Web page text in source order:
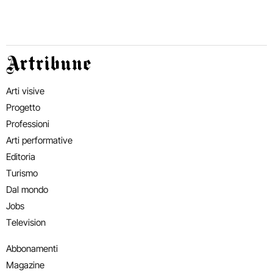
Artribune
Arti visive
Progetto
Professioni
Arti performative
Editoria
Turismo
Dal mondo
Jobs
Television
Abbonamenti
Magazine